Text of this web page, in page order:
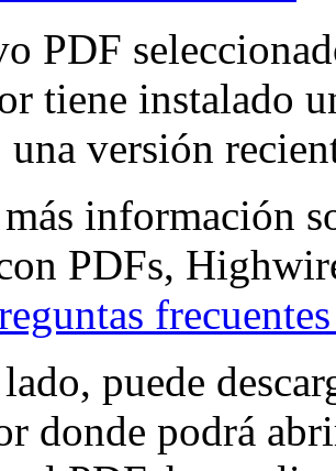
PDF
tiene instalado
una versión
más información
PDFs,
puede
donde podrá